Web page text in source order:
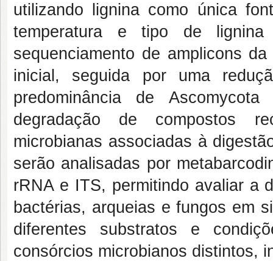
utilizando lignina como única
temperatura e tipo de
sequenciamento de amplicons
inicial, seguida por uma
predominância de
degradação de compostos
microbianas associadas à
serão analisadas por
rRNA e ITS, permitindo avaliar a
bactérias, arqueias e fungos em
diferentes substratos e
consórcios microbianos distintos,